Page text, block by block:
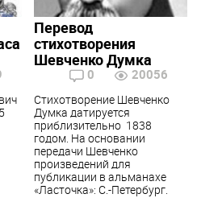
Перевод
стихотворения
Шевченко Думка
0 20056
Стихотворение Шевченко
Думка датируется
приблизительно 1838
годом. На основании
передачи Шевченко
произведений для
публикации в альманахе
«Ласточка»: С.-Петербург.